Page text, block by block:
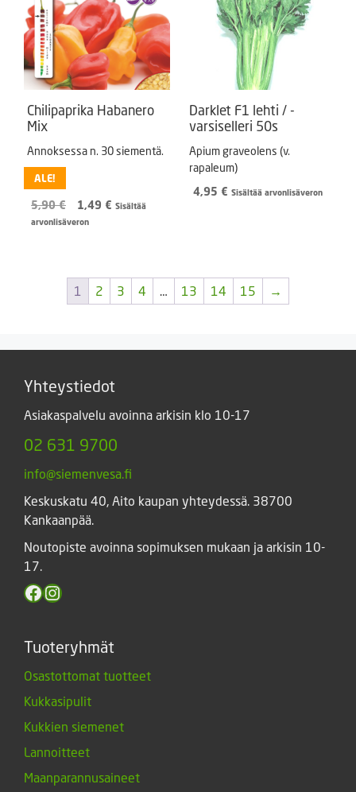
Chilipaprika Habanero
Mix
Annoksessa n. 30 siementä.
ALE!
5,90€
Alkuperäinen
hinta
1,49 € Nykyinen
Sisältää
arvonlisäveron
Darklet F1 lehti / -
varsiselleri 50s
Apium graveolens (v.
rapaleum)
4,95 € Sisältää arvonlisäveron
1 2 3 4 … 13 14 15 →
Yhteystiedot
Asiakaspalvelu avoinna arkisin klo 10-17
02 631 9700
info@siemenvesa.fi
Keskuskatu 40, Aito kaupan yhteydessä. 38700
Kankaanpää.
Noutopiste avoinna sopimuksen mukaan ja arkisin 10-
17.
Facebook
Instagram
Tuoteryhmät
Osastottomat tuotteet
Kukkasipulit
Kukkien siemenet
Lannoitteet
Maanparannusaineet